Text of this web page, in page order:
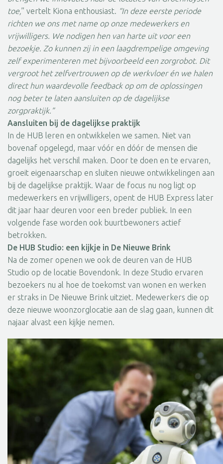
toe,” vertelt Kiona enthousiast. “In deze eerste periode
richten we ons met name op onze medewerkers en
vrijwilligers. We nodigen hen van harte uit voor een
bezoekje. Zo kunnen zij in een laagdrempelige omgeving
zelf experimenteren met bijvoorbeeld een zorgrobot. Dit
vergroot het zelfvertrouwen op de werkvloer én we halen
direct hun waardevolle feedback op om de oplossingen
nog beter te laten aansluiten op de dagelijkse
zorgpraktijk.”
Aansluiten bij de dagelijkse praktijk
In de HUB leren en ontwikkelen we samen. Niet van
bovenaf opgelegd, maar vóór en dóór de mensen die
dagelijks het verschil maken. Door te doen en te ervaren,
groeit eigenaarschap en sluiten nieuwe ontwikkelingen aan
bij de dagelijkse praktijk. Waar de focus nu nog ligt op
medewerkers en vrijwilligers, opent de HUB Express later
dit jaar haar deuren voor een breder publiek. In een
volgende fase worden ook buurtbewoners actief
betrokken.
De HUB Studio: een kijkje in De Nieuwe Brink
Na de zomer openen we ook de deuren van de HUB
Studio op de locatie Bovendonk. In deze Studio ervaren
bezoekers nu al hoe de toekomst van wonen en werken
er straks in De Nieuwe Brink uitziet. Medewerkers die op
deze nieuwe woonzorglocatie aan de slag gaan, kunnen dit
najaar alvast een kijkje nemen.